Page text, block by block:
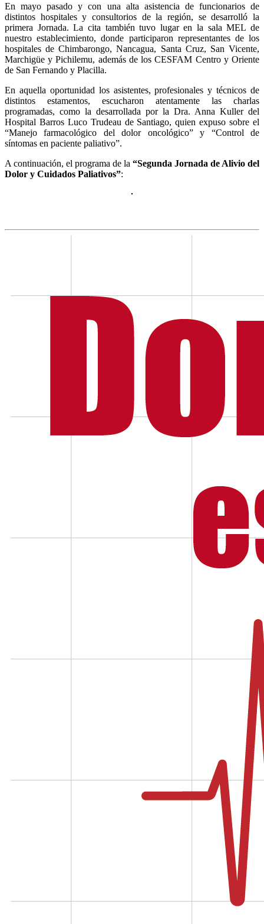
En mayo pasado y con una alta asistencia de funcionarios de
distintos hospitales y consultorios de la región, se desarrolló la
primera Jornada. La cita también tuvo lugar en la sala MEL de
nuestro establecimiento, donde participaron representantes de los
hospitales de Chimbarongo, Nancagua, Santa Cruz, San Vicente,
Marchigüe y Pichilemu, además de los CESFAM Centro y Oriente
de San Fernando y Placilla.
En aquella oportunidad los asistentes, profesionales y técnicos de
distintos estamentos, escucharon atentamente las charlas
programadas, como la desarrollada por la Dra. Anna Kuller del
Hospital Barros Luco Trudeau de Santiago, quien expuso sobre el
“Manejo farmacológico del dolor oncológico” y “Control de
síntomas en paciente paliativo”.
A continuación, el programa de la “Segunda Jornada de Alivio del
Dolor y Cuidados Paliativos”: